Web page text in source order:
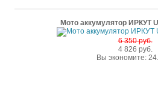
Мото аккумулятор ИРКУТ
6 350 руб.
4 826 руб.
Вы экономите: